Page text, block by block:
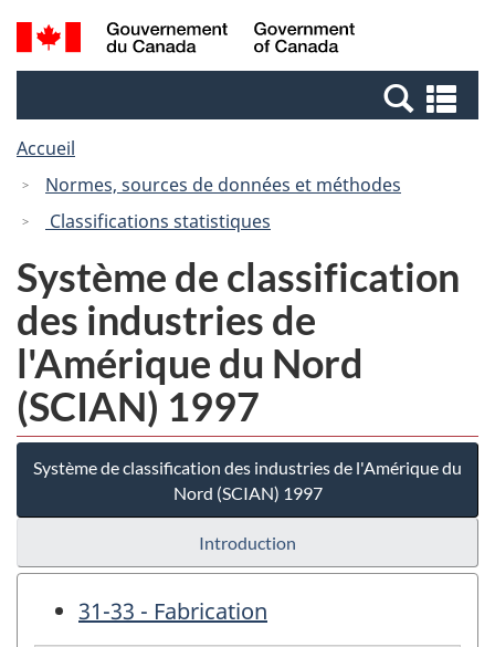
Passer
au
Passer
à
Canada
Recherche
et
et
Accueil
Normes, sources de données et méthodes
Classifications statistiques
Système de classification
des industries de
l'Amérique du Nord
(SCIAN) 1997
Système de classification des industries de l'Amérique du
Nord (SCIAN) 1997
Introduction
31-33 - Fabrication